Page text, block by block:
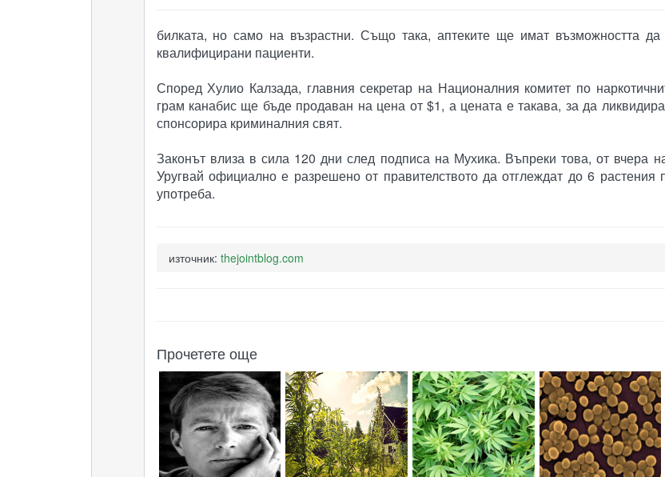
билката, но само на възрастни. Също така, аптеките ще имат възможността
квалифицирани пациенти.
Според Хулио Калзада, главния секретар на Националния комитет по
грам канабис ще бъде продаван на цена от $1, а цената е такава, за да
спонсорира криминалния свят.
Законът влиза в сила 120 дни след подписа на Мухика. Въпреки това, от вчера
Уругвай официално е разрешено от правителството да отглеждат до 6 растения
употреба.
източник: thejointblog.com
Прочетете още